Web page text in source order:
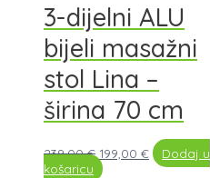
3-dijelni ALU
bijeli masažni
stol Lina –
širina 70 cm
239,00€ 199,00 €
Dodaj u
košaricu